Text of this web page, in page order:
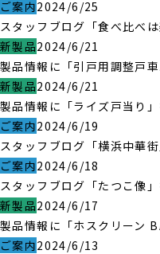
ご案内2024/6/25
スタッフブログ「食べ比べ
新製品2024/6/21
製品情報に「引戸用調整戸
新製品2024/6/21
製品情報に「ライズ戸当り」
ご案内2024/6/19
スタッフブログ「横浜中華
ご案内2024/6/18
スタッフブログ「たつこ像」
新製品2024/6/17
製品情報に「ホスクリーン
ご案内2024/6/13